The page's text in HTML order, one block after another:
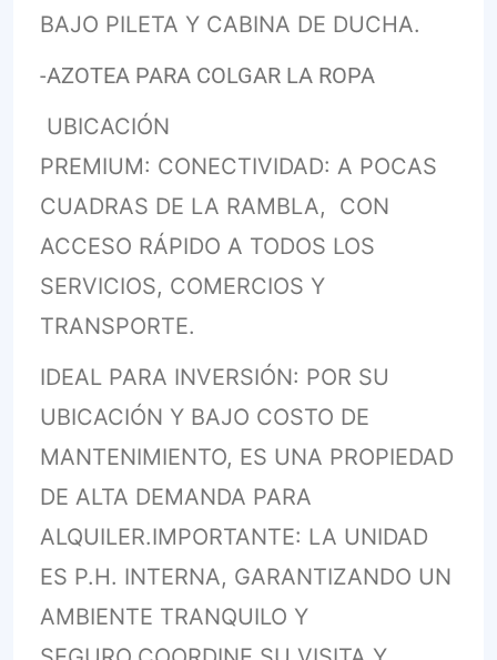
BAJO PILETA Y CABINA DE DUCHA.
-AZOTEA PARA COLGAR LA ROPA
UBICACIÓN
PREMIUM: CONECTIVIDAD: A POCAS
CUADRAS DE LA RAMBLA, CON
ACCESO RÁPIDO A TODOS LOS
SERVICIOS, COMERCIOS Y
TRANSPORTE.
IDEAL PARA INVERSIÓN: POR SU
UBICACIÓN Y BAJO COSTO DE
MANTENIMIENTO, ES UNA PROPIEDAD
DE ALTA DEMANDA PARA
ALQUILER.IMPORTANTE: LA UNIDAD
ES P.H. INTERNA, GARANTIZANDO UN
AMBIENTE TRANQUILO Y